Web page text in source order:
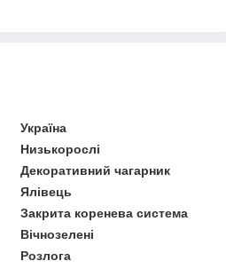
Україна
Низькорослі
Декоративний чагарник
Ялівець
Закрита коренева система
Вічнозелені
Розлога